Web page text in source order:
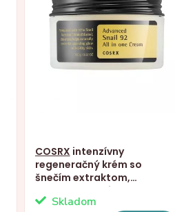
COSRX intenzívny
regeneračný krém so
šnečím extraktom,
Advanced Snail 92 All In
One, 100g
Skladom